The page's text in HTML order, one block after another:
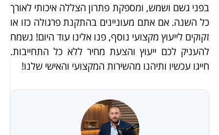
בפני גשם ושמש, ומספקת פתרון הצללה איכותי לאורך
כל השנה. אם אתם מעוניינים בהתקנת פרגולה כזו או
זקוקים לייעוץ מקצועי נוסף, פנו אלינו עוד היום! נשמח
להעניק לכם ייעוץ והצעת מחיר ללא כל התחייבות.
חייגו עכשיו ותיהנו מהשירות המקצועי והאישי שלנו!